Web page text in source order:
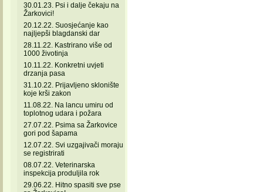
30.01.23. Psi i dalje čekaju na
Žarkovici!
20.12.22. Suosjećanje kao
najljepši blagdanski dar
28.11.22. Kastrirano više od
1000 životinja
10.11.22. Konkretni uvjeti
drzanja pasa
31.10.22. Prijavljeno sklonište
koje krši zakon
11.08.22. Na lancu umiru od
toplotnog udara i požara
27.07.22. Psima sa Žarkovice
gori pod šapama
12.07.22. Svi uzgajivači moraju
se registrirati
08.07.22. Veterinarska
inspekcija produljila rok
29.06.22. Hitno spasiti sve pse